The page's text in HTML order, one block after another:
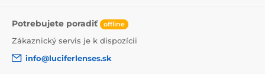
Potrebujete poradiť offline
Zákaznický servis je k dispozícii
info@luciferlenses.sk